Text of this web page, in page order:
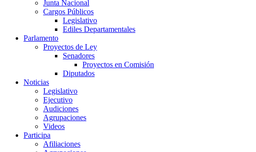
Junta Nacional
Cargos Públicos
Legislativo
Ediles Departamentales
Parlamento
Proyectos de Ley
Senadores
Proyectos en Comisión
Diputados
Noticias
Legislativo
Ejecutivo
Audiciones
Agrupaciones
Videos
Participa
Afiliaciones